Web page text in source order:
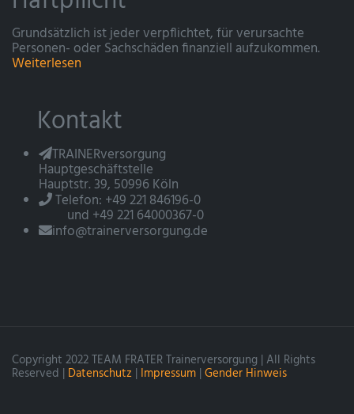
Grundsätzlich ist jeder verpflichtet, für verursachte
Personen- oder Sachschäden finanziell aufzukommen.
Weiterlesen
Kontakt
TRAINERversorgung
Hauptgeschäftstelle
Hauptstr. 39, 50996 Köln
Telefon: +49 221 846196-0
und +49 221 64000367-0
info@trainerversorgung.de
Copyright 2022 TEAM FRATER Trainerversorgung | All Rights
Reserved | Datenschutz | Impressum | Gender Hinweis